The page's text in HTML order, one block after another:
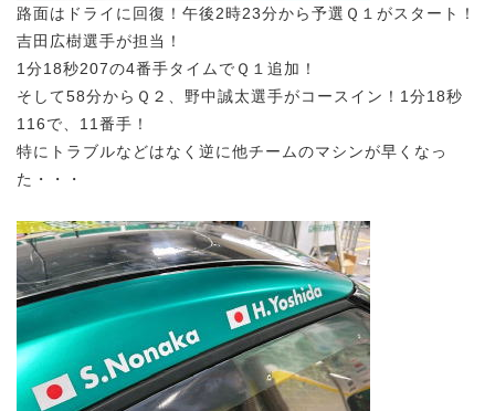
路面はドライに回復！午後2時23分から予選Ｑ１がスタート！
吉田広樹選手が担当！
1分18秒207の4番手タイムでＱ１追加！
そして58分からＱ２、野中誠太選手がコースイン！1分18秒
116で、11番手！
特にトラブルなどはなく逆に他チームのマシンが早くなっ
た・・・